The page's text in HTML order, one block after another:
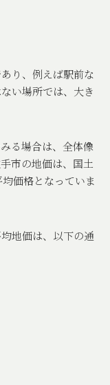
り、例えば駅前な
い場所では、大き
る場合は、全体像
市の地価は、国土
価格となっていま
地価は、以下の通